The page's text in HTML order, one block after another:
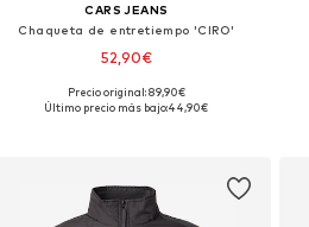
CARS JEANS
Chaqueta de entretiempo 'CIRO'
52,90€
Tallas disponibles: M, L
Precio original: 89,90€
Último precio más bajo:44,90€